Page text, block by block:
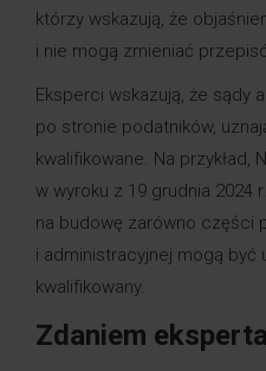
którzy wskazują, że
i nie mogą zmieniać
Eksperci wskazują, że sądy
po stronie podatników,
kwalifikowane. Na przykład,
w wyroku z 19 grudnia 2024
na budowę zarówno części
i administracyjnej mogą być
kwalifikowany.
Zdaniem eksperta